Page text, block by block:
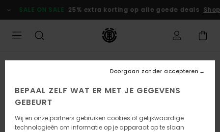
naar
Productinformatie
SALE ON SALE 25% extra korting op alle goede deals
BEPAAL ZELF WAT ER MET JE GEGEVENS
GEBEURT
Wij en onze partners gebruiken cookies of gelijkwaardige
technologieën om informatie op je apparaat op te slaan
Doorgaan zonder accepteren